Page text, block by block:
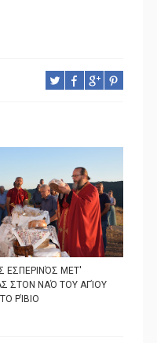
ΕΣΠΕΡΙΝΌΣ ΜΕΤ'
ΣΤΟΝ ΝΑΌ ΤΟΥ ΑΓΊΟΥ
ΡΊΒΙΟ